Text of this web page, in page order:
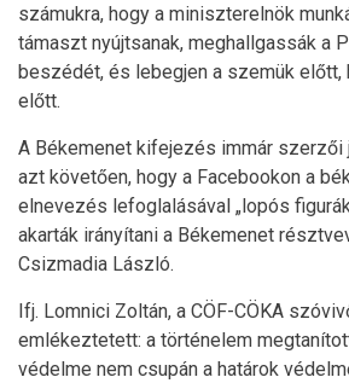
számukra, hogy a miniszterelnök
támaszt nyújtsanak, meghallgassák a
beszédét, és lebegjen a szemük előtt,
előtt.
A Békemenet kifejezés immár szerzői
azt követően, hogy a Facebookon a
elnevezés lefoglalásával „lopós
akarták irányítani a Békemenet
Csizmadia László.
Ifj. Lomnici Zoltán, a CÖF-CÖKA
emlékeztetett: a történelem
védelme nem csupán a határok